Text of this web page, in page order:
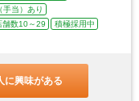
手当）あり
舗数10～29
積極採用中
に興味がある